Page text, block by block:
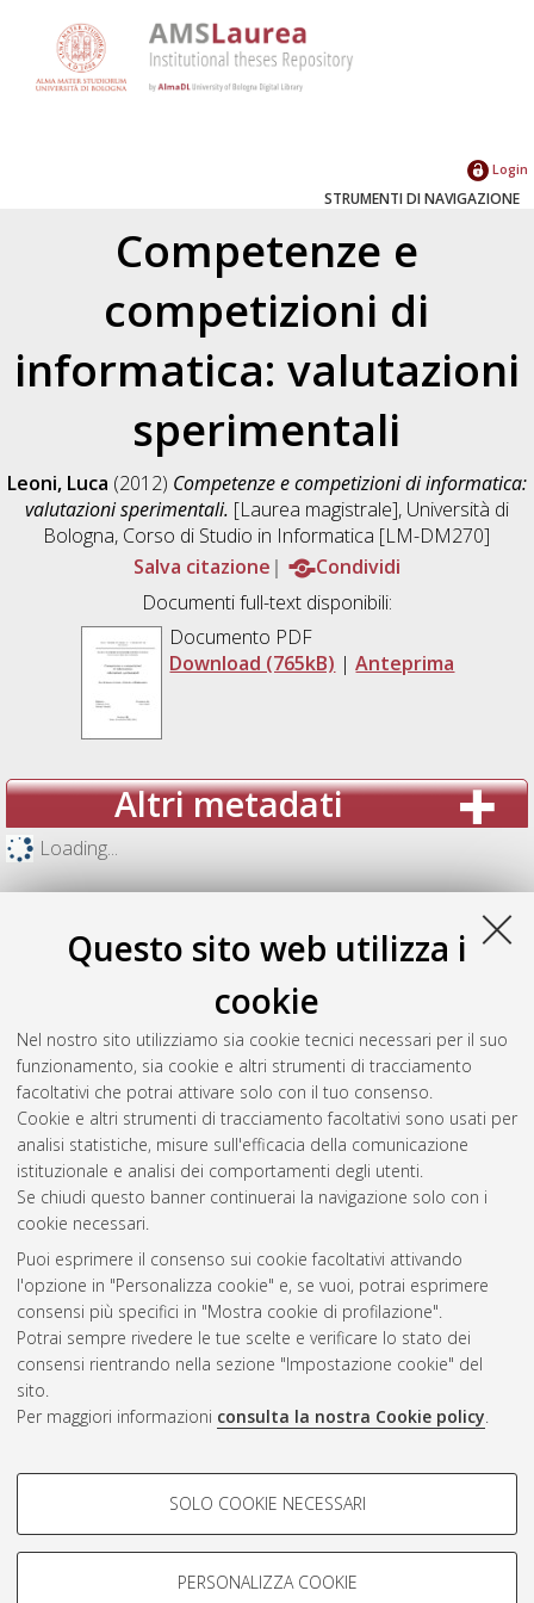
Questo sito web utilizza i
cookie
Nel nostro sito utilizziamo sia cookie tecnici necessari per il suo
funzionamento, sia cookie e altri strumenti di tracciamento
facoltativi che potrai attivare solo con il tuo consenso.
Cookie e altri strumenti di tracciamento facoltativi sono usati per
analisi statistiche, misure sull'efficacia della comunicazione
istituzionale e analisi dei comportamenti degli utenti.
Se chiudi questo banner continuerai la navigazione solo con i
cookie necessari.
Puoi esprimere il consenso sui cookie facoltativi attivando
l'opzione in "Personalizza cookie" e, se vuoi, potrai esprimere
consensi più specifici in "Mostra cookie di profilazione".
Potrai sempre rivedere le tue scelte e verificare lo stato dei
consensi rientrando nella sezione "Impostazione cookie" del
sito.
Per maggiori informazioni consulta la nostra Cookie policy.
COOKIE DI PROFILAZIONE -
Si tratta di cookie utilizzati per analizzare le caratteristiche della
navigazione degli utenti, creare profili in base al loro comportamento
SOLO COOKIE NECESSARI
PERSONALIZZA COOKIE
Login
STRUMENTI DI NAVIGAZIONE
Competenze e
competizioni di
informatica: valutazioni
sperimentali
Leoni, Luca (2012) Competenze e competizioni di informatica:
valutazioni sperimentali. [Laurea magistrale], Università di
Bologna, Corso di Studio in Informatica [LM-DM270]
Salva citazione
Condividi
Documenti full-text disponibili:
Documento PDF
Download (765kB) |Anteprima
Altri metadati
Loading...
Gestione del documento:
Atom
Rss 1.0
Rss 2.0
AMS Laurea
Impostazioni Cookie
Informativa sulla privacy
Condizioni d’uso del sito